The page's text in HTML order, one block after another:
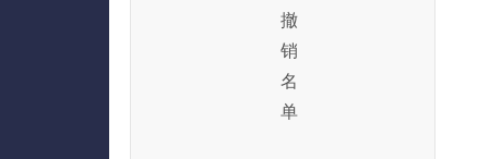
撤
销
名
单